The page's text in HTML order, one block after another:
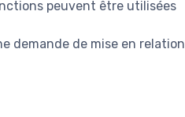
peuvent être utilisées
demande de mise en relation